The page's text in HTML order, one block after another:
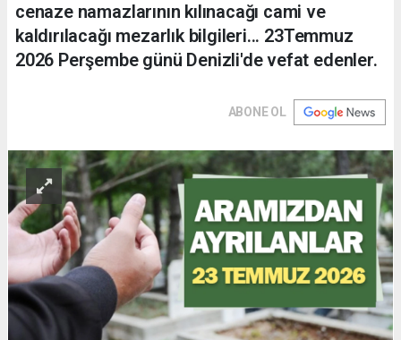
cenaze namazlarının kılınacağı cami ve
kaldırılacağı mezarlık bilgileri... 23Temmuz
2026 Perşembe günü Denizli'de vefat edenler.
ABONE OL